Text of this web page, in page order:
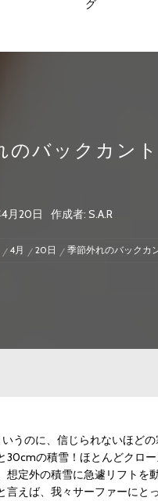
グ
のバックカン
月20日 作成者: S.A.R
4月 20日 季節外れのバックカ
うのに、信じられないほどの
30cmの積雪！ほとんどクロ
想定外の積雪に急遽リフトを
言えば、我々サーファーにと